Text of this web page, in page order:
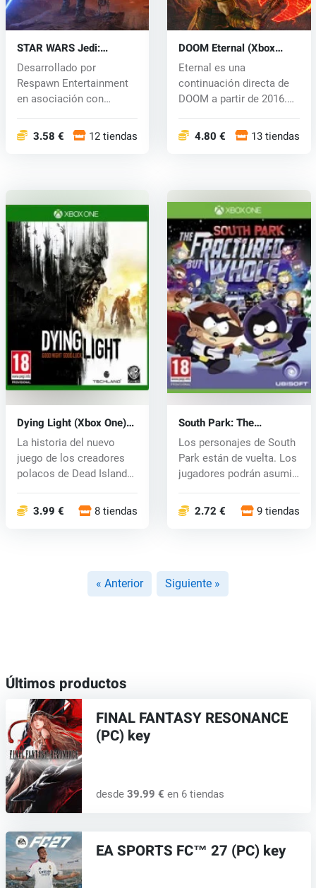
STAR WARS Jedi:
Survivor (Xbox One) key
Desarrollado por
Respawn Entertainment
en asociación con
3.58 € 12 tiendas
DOOM Eternal (Xbox
One) key
Eternal es una
continuación directa de
DOOM a partir de 2016.
4.80 € 13 tiendas
Dying Light (Xbox One)
key
La historia del nuevo
juego de los creadores
polacos de Dead Island
3.99 € 8 tiendas
South Park: The
Fractured But Whole
(Xbox One) key
Los personajes de South
Park están de vuelta. Los
jugadores podrán asumir
2.72 € 9 tiendas
« Anterior Siguiente »
Últimos productos
FINAL FANTASY RESONANCE
(PC) key
desde 39.99 € en 6 tiendas
EA SPORTS FC™ 27 (PC) key